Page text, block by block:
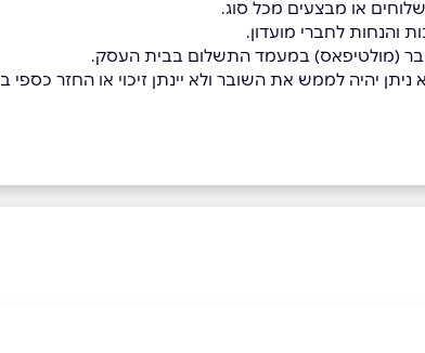
או מבצעים מכל סוג.
והנחות לחברי מועדון.
(מולטיפאס) במעמד התשלום בבית העסק.
יהיה לממש את השובר ולא יינתן זיכוי או החזר כספי